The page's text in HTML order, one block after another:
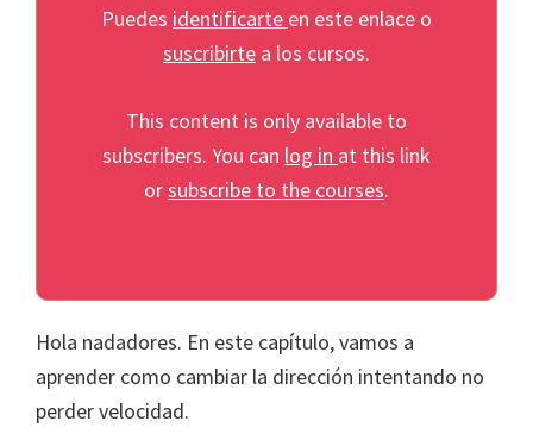
Puedes identificarte en este enlace o
suscribirte a los cursos.
This content is only available to
subscribers. You can log in at this link
orsubscribe to the courses.
Hola nadadores. En este capítulo, vamos a
aprender como cambiar la dirección intentando no
perder velocidad.